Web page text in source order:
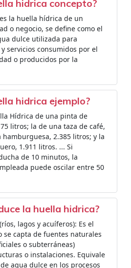
hidrica concepto?
la huella hídrica de un
o negocio, se define como el
dulce utilizada para
servicios consumidos por el
o producidos por la
hidrica ejemplo?
Hídrica de una pinta de
litros; la de una taza de café,
2.385 litros; y la
1.911 litros. ... Si
de 10 minutos, la
puede oscilar entre 50
la huella hidrica?
lagos y acuíferos): Es el
se capta de fuentes naturales
o subterráneas)
o instalaciones. Equivale
agua dulce en los procesos